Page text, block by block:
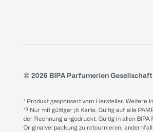
© 2026 BIPA Parfumerien Gesellschaft
* Produkt gesponsert vom Hersteller. Weitere
*³ Nur mit gültiger jö Karte. Gültig auf alle
der Rechnung angedruckt. Gültig in allen
Originalverpackung zu retournieren,